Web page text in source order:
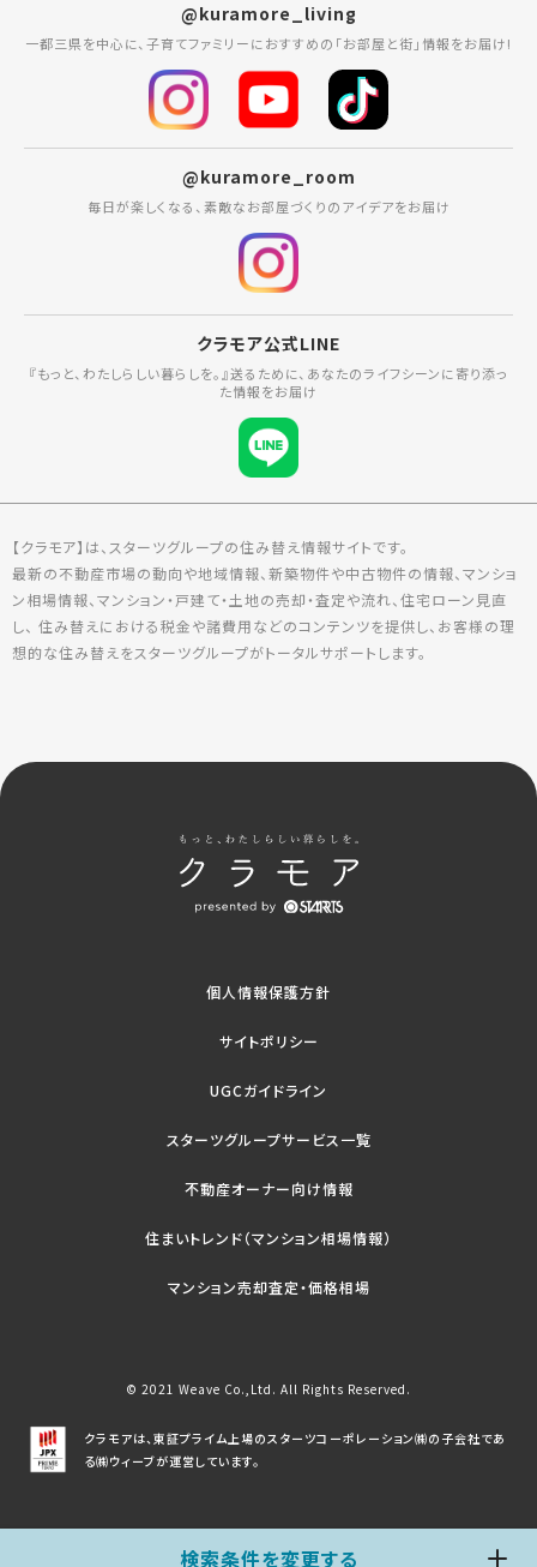
検索条件を変更する
@kuramore_living
一都三県を中心に、子育てファミリーにおすすめの「お部屋と街」情報をお届け!
@kuramore_room
毎日が楽しくなる、素敵なお部屋づくりのアイデアをお届け
クラモア公式LINE
『もっと、わたしらしい暮らしを。』送るために、あなたのライフシーンに寄り添っ
た情報をお届け
【クラモア】は、スターツグループの住み替え情報サイトです。
最新の不動産市場の動向や地域情報、新築物件や中古物件の情報、マンショ
ン相場情報、マンション・戸建て・土地の売却・査定や流れ、住宅ローン見直
し、 住み替えにおける税金や諸費用などのコンテンツを提供し、お客様の理
想的な住み替えをスターツグループがトータルサポートします。
個人情報保護方針
サイトポリシー
UGCガイドライン
スターツグループサービス一覧
不動産オーナー向け情報
住まいトレンド（マンション相場情報）
マンション売却査定・価格相場
© 2021 Weave Co.,Ltd. All Rights Reserved.
クラモアは、東証プライム上場のスターツコーポレーション㈱の子会社であ
る㈱ウィーブが運営しています。